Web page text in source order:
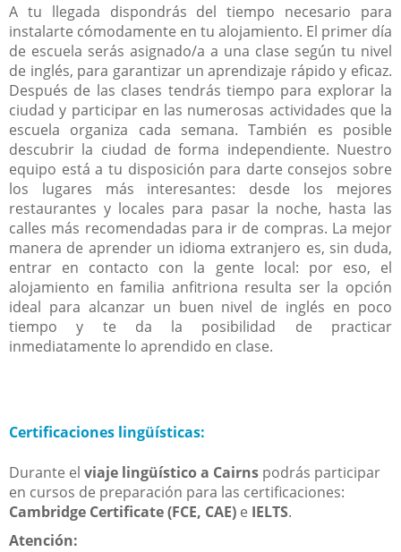
A tu llegada dispondrás del tiempo necesario para
instalarte cómodamente en tu alojamiento. El primer día
de escuela serás asignado/a a una clase según tu nivel
de inglés, para garantizar un aprendizaje rápido y eficaz.
Después de las clases tendrás tiempo para explorar la
ciudad y participar en las numerosas actividades que la
escuela organiza cada semana. También es posible
descubrir la ciudad de forma independiente. Nuestro
equipo está a tu disposición para darte consejos sobre
los lugares más interesantes: desde los mejores
restaurantes y locales para pasar la noche, hasta las
calles más recomendadas para ir de compras. La mejor
manera de aprender un idioma extranjero es, sin duda,
entrar en contacto con la gente local: por eso, el
alojamiento en familia anfitriona resulta ser la opción
ideal para alcanzar un buen nivel de inglés en poco
tiempo y te da la posibilidad de practicar
inmediatamente lo aprendido en clase.
Certificaciones lingüísticas:
Durante el viaje lingüístico a Cairns podrás participar
en cursos de preparación para las certificaciones:
Cambridge Certificate (FCE, CAE) e IELTS.
Atención: